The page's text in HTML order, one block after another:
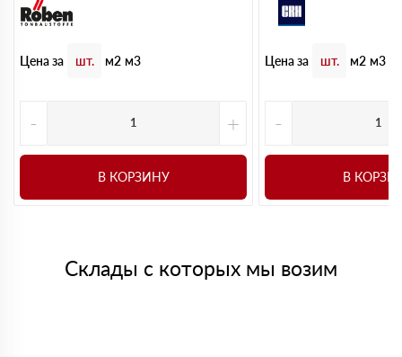
Цена за шт. м2 м3
- +
В КОРЗИНУ
Цена за шт. м2 м3
-
В
Склады с которых мы возим